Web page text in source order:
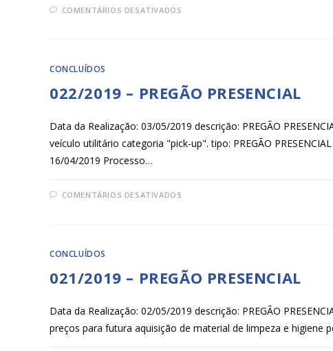
COMENTÁRIOS DESATIVADOS
CONCLUÍDOS
022/2019 – PREGÃO PRESENCIAL
Data da Realização: 03/05/2019 descrição: PREGÃO
veículo utilitário categoria "pick-up". tipo: PREGÃO
16/04/2019 Processo…
COMENTÁRIOS DESATIVADOS
CONCLUÍDOS
021/2019 – PREGÃO PRESENCIAL
Data da Realização: 02/05/2019 descrição: PREGÃO
preços para futura aquisição de material de limpeza e higiene